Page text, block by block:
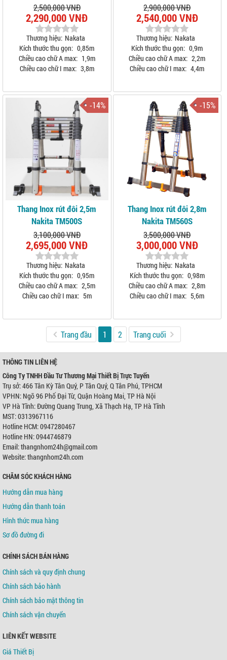
2,500,000 VNĐ
2,290,000 VNĐ
Thương hiệu: Nakata
Kích thước thu gọn: 0,85m
Chiều cao chữ A max: 1,9m
Chiều cao chữ I max: 3,8m
2,900,000 VNĐ
2,540,000 VNĐ
Thương hiệu: Nakata
Kích thước thu gọn: 0,9m
Chiều cao chữ A max: 2,2m
Chiều cao chữ I max: 4,4m
-14%
Thang Inox rút đôi 2,5m
Nakita TM500S
3,100,000 VNĐ
2,695,000 VNĐ
Thương hiệu: Nakata
Kích thước thu gọn: 0,95m
Chiều cao chữ A max: 2,5m
Chiều cao chữ I max: 5m
-15%
Thang Inox rút đôi 2,8m
Nakita TM560S
3,500,000 VNĐ
3,000,000 VNĐ
Thương hiệu: Nakata
Kích thước thu gọn: 0,98m
Chiều cao chữ A max: 2,8m
Chiều cao chữ I max: 5,6m
Trang đầu 1 2 Trang cuối
THÔNG TIN LIÊN HỆ
Công Ty TNHH Đầu Tư Thương Mại Thiết Bị Trực Tuyến
Trụ sở: 466 Tân Kỳ Tân Quý, P Tân Quý, Q Tân Phú, TPHCM
VPHN: Ngõ 96 Phố Đại Từ, Quận Hoàng Mai, TP Hà Nội
VP Hà Tĩnh: Đường Quang Trung, Xã Thạch Hạ, TP Hà Tĩnh
MST: 0313967116
Hotline HCM: 0947280467
Hotline HN: 0944746879
Email: thangnhom24h@gmail.com
Website: thangnhom24h.com
CHĂM SÓC KHÁCH HÀNG
Hướng dẫn mua hàng
Hướng dẫn thanh toán
Hình thức mua hàng
Sơ đồ đường đi
CHÍNH SÁCH BÁN HÀNG
Chính sách và quy định chung
Chính sách bảo hành
Chính sách bảo mật thông tin
Chính sách vận chuyển
LIÊN KẾT WEBSITE
Giá Thiết Bị